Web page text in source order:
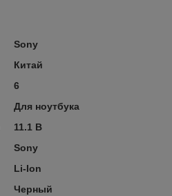
Sony
Китай
6
Для ноутбука
11.1 В
Sony
Li-Ion
Черный